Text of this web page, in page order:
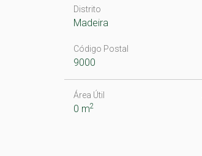
Distrito
Madeira
Código Postal
9000
Área Útil
0 m2